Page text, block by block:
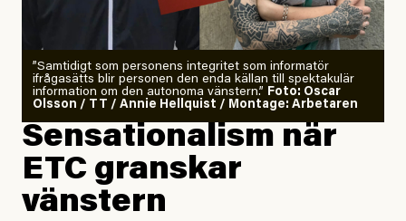
”Samtidigt som personens integritet som informatör
ifrågasätts blir personen den enda källan till spektakulär
information om den autonoma vänstern.” Foto: Oscar
Olsson / TT / Annie Hellquist / Montage: Arbetaren
Sensationalism när
ETC granskar
vänstern